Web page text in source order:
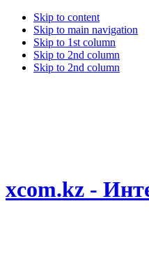
Skip to content
Skip to main navigation
Skip to 1st column
Skip to 2nd column
Skip to 2nd column
xcom.kz -